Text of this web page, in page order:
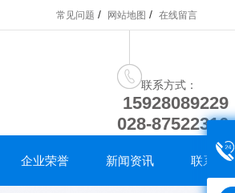
常见问题 / 网站地图 / 在线留言
联系方式：
15928089229
028-87522316
企业荣誉 新闻资讯 联系我们